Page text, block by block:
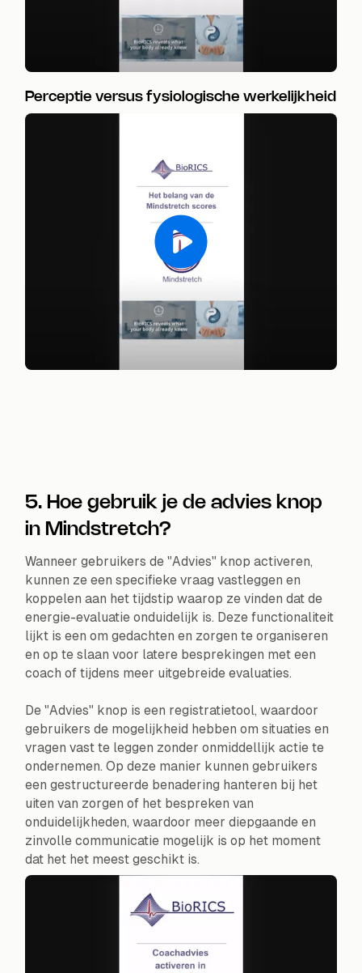
Perceptie versus fysiologische werkelijkheid
5. Hoe gebruik je de advies knop
in Mindstretch?
Wanneer gebruikers de "Advies" knop activeren,
kunnen ze een specifieke vraag vastleggen en
koppelen aan het tijdstip waarop ze vinden dat de
energie-evaluatie onduidelijk is. Deze functionaliteit
lijkt is een om gedachten en zorgen te organiseren
en op te slaan voor latere besprekingen met een
coach of tijdens meer uitgebreide evaluaties.
De "Advies" knop is een registratietool, waardoor
gebruikers de mogelijkheid hebben om situaties en
vragen vast te leggen zonder onmiddellijk actie te
ondernemen. Op deze manier kunnen gebruikers
een gestructureerde benadering hanteren bij het
uiten van zorgen of het bespreken van
onduidelijkheden, waardoor meer diepgaande en
zinvolle communicatie mogelijk is op het moment
dat het het meest geschikt is.